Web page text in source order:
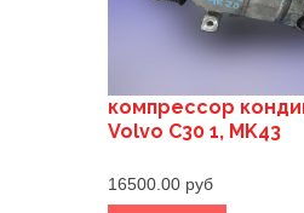
компрессор
Volvo C30 1, MK43
16500.00